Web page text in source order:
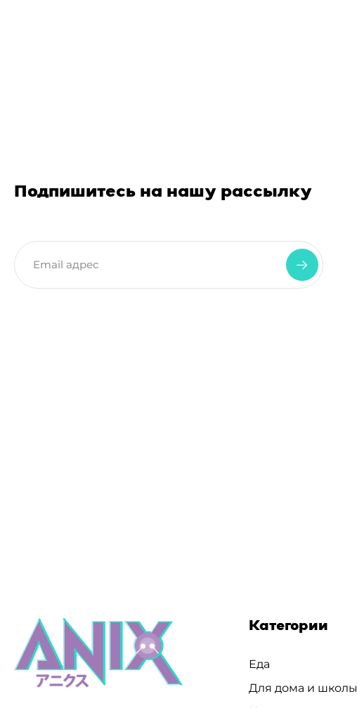
Подпишитесь на нашу рассылку
Категории
Еда
Для дома и школы